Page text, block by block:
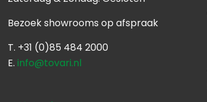
Bezoek showrooms op afspraak
T. +31 (0)85 484 2000
E.info@tovari.nl